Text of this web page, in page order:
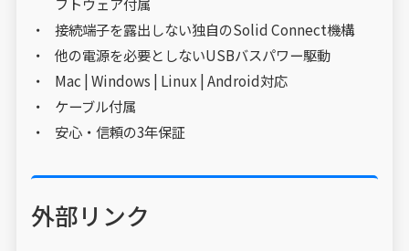
フトウェア付属
接続端子を露出しない独自のSolid Connect機構
他の電源を必要としないUSBバスパワー駆動
Mac | Windows | Linux | Android対応
ケーブル付属
安心・信頼の3年保証
外部リンク